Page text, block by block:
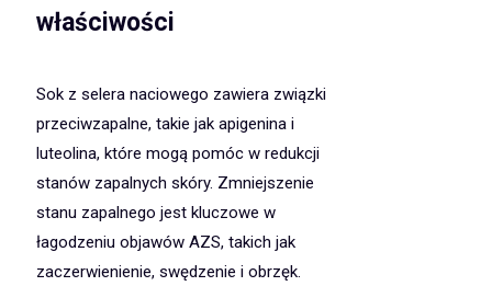
właściwości
Sok z selera naciowego zawiera związki
przeciwzapalne, takie jak apigenina i
luteolina, które mogą pomóc w redukcji
stanów zapalnych skóry. Zmniejszenie
stanu zapalnego jest kluczowe w
łagodzeniu objawów AZS, takich jak
zaczerwienienie, swędzenie i obrzęk.